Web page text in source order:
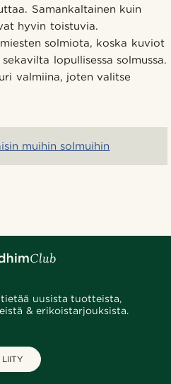
Samankaltainen kuin
hyvin toistuvia.
solmiota, koska kuviot
lopullisessa solmussa.
valmiina, joten valitse
muihin solmuihin
tietää uusista tuotteista,
& erikoistarjouksista.
LIITY